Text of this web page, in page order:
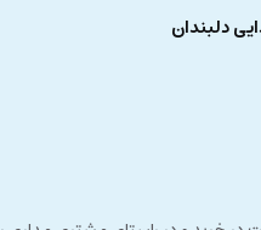
دلبندان